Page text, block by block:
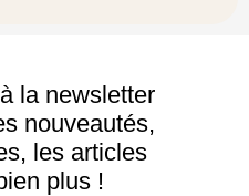
la newsletter
nouveautés,
les articles
plus !